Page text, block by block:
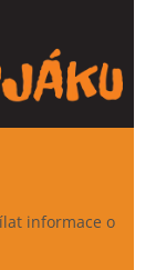
informace o